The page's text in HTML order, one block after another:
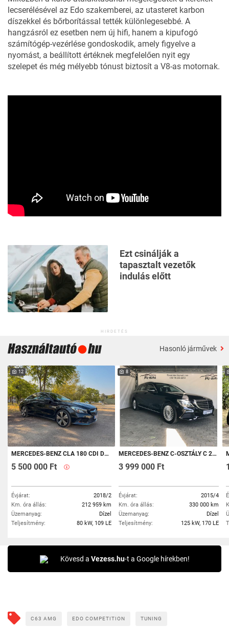
lecserélésével az Edo szakemberei, az utasteret karbon
díszekkel és bőrborítással tették különlegesebbé. A
hangzásról ez esetben nem új hifi, hanem a kipufogó
számítógép-vezérlése gondoskodik, amely figyelve a
nyomást, a beállított értéknek megfelelően nyit egy
szelepet és még mélyebb tónust biztosít a V8-as motornak.
Ezt csinálják a
tapasztalt vezetők
indulás előtt
HIRDETÉS
Hasonló járművek
12
MERCEDES-BENZ CLA 180 CDI D URBAN 7G-DCT
5 500 000 Ft
Évjárat:
2018/2
Km. óra állás:
212 959 km
Üzemanyag:
Dízel
Teljesítmény:
80 kW, 109 LE
8
MERCEDES-BENZ C-OSZTÁLY C 220 T BLUETEC D 7G-TRONIC
3 999 000 Ft
Évjárat:
2015/4
Km. óra állás:
330 000 km
Üzemanyag:
Dízel
Teljesítmény:
125 kW, 170 LE
Kövesd a Vezess.hu-t a Google hírekben!
C63 AMG EDO COMPETITION TUNING